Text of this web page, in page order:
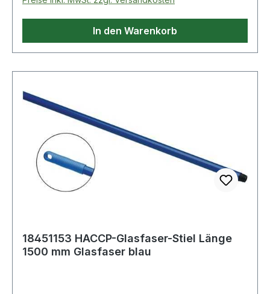
In den Warenkorb
18451153 HACCP-Glasfaser-Stiel Länge
1500 mm Glasfaser blau